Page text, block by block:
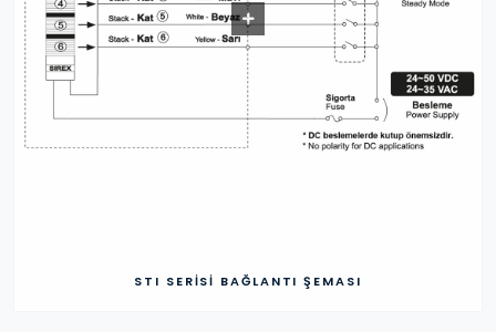
STI SERISI BAĞLANTI ŞEMASI